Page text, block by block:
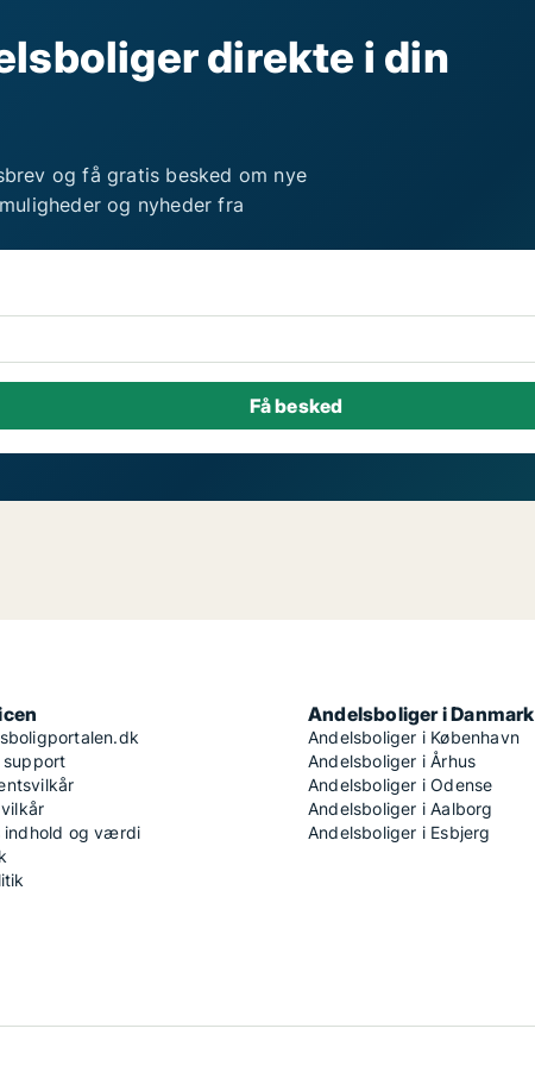
direkte i din
og få gratis besked om nye
og nyheder fra
support
indhold og værdi
Andelsboliger i Danmark
Andelsboliger i København
Andelsboliger i Århus
Andelsboliger i Odense
Andelsboliger i Aalborg
Andelsboliger i Esbjerg